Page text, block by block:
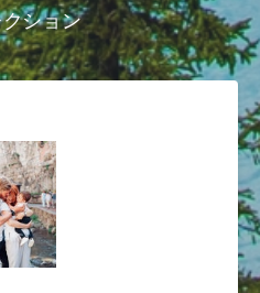
ション